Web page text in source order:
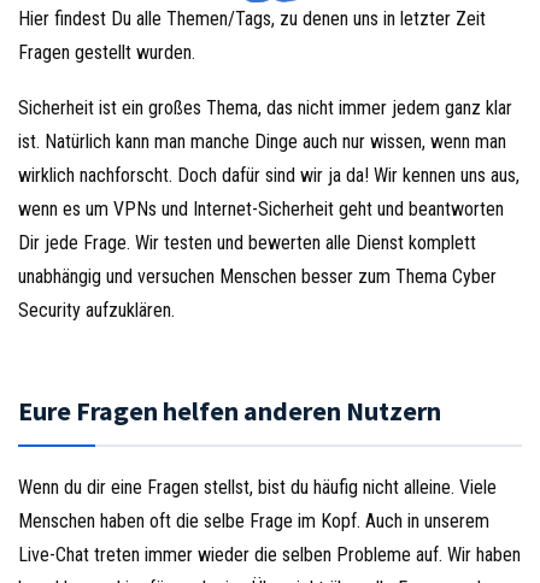
Hier findest Du alle Themen/Tags, zu denen uns in letzter Zeit
Fragen gestellt wurden.
Sicherheit ist ein großes Thema, das nicht immer jedem ganz klar
ist. Natürlich kann man manche Dinge auch nur wissen, wenn man
wirklich nachforscht. Doch dafür sind wir ja da! Wir kennen uns aus,
wenn es um VPNs und Internet-Sicherheit geht und beantworten
Dir jede Frage. Wir testen und bewerten alle Dienst komplett
unabhängig und versuchen Menschen besser zum Thema Cyber
Security aufzuklären.
Eure Fragen helfen anderen Nutzern
Wenn du dir eine Fragen stellst, bist du häufig nicht alleine. Viele
Menschen haben oft die selbe Frage im Kopf. Auch in unserem
Live-Chat treten immer wieder die selben Probleme auf. Wir haben